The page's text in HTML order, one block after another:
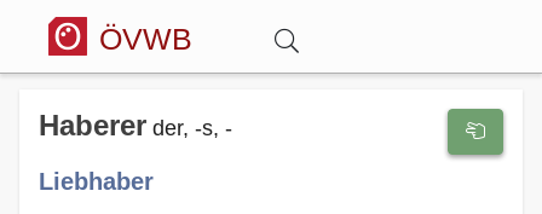
ÖVWB
Anmelden
Wörterbuch
Haberer der, -s, -
Liebhaber